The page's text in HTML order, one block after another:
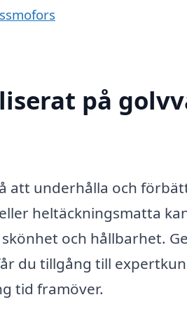
på
att underhålla och
heltäckningsmatta
och hållbarhet.
du tillgång till
tid framöver.